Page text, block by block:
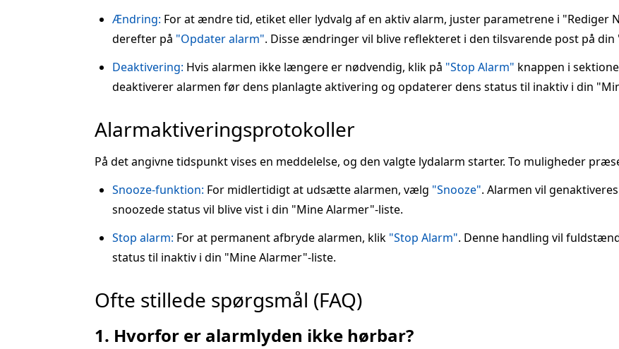
Ændring: For at ændre tid, etiket eller lydvalg af en aktiv alarm, juster parametrene i "Rediger
derefter på "Opdater alarm". Disse ændringer vil blive reflekteret i den tilsvarende post på
Deaktivering: Hvis alarmen ikke længere er nødvendig, klik på "Stop Alarm" knappen i
deaktiverer alarmen før dens planlagte aktivering og opdaterer dens status til inaktiv i din
Alarmaktiveringsprotokoller
På det angivne tidspunkt vises en meddelelse, og den valgte lydalarm starter. To muligheder
Snooze-funktion: For midlertidigt at udsætte alarmen, vælg "Snooze". Alarmen vil
snoozede status vil blive vist i din "Mine Alarmer"-liste.
Stop alarm: For at permanent afbryde alarmen, klik "Stop Alarm". Denne handling vil
status til inaktiv i din "Mine Alarmer"-liste.
Ofte stillede spørgsmål (FAQ)
1. Hvorfor er alarmlyden ikke hørbar?